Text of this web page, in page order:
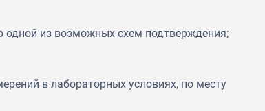
одной из возможных схем подтверждения;
в лабораторных условиях, по месту